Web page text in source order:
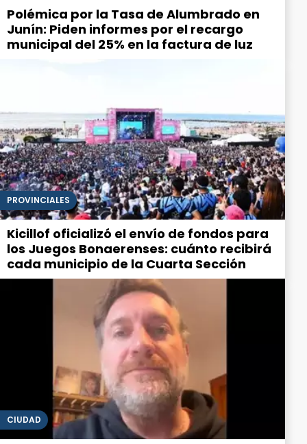
Polémica por la Tasa de Alumbrado en
Junín: Piden informes por el recargo
municipal del 25% en la factura de luz
PROVINCIALES
Kicillof oficializó el envío de fondos para
los Juegos Bonaerenses: cuánto recibirá
cada municipio de la Cuarta Sección
CIUDAD